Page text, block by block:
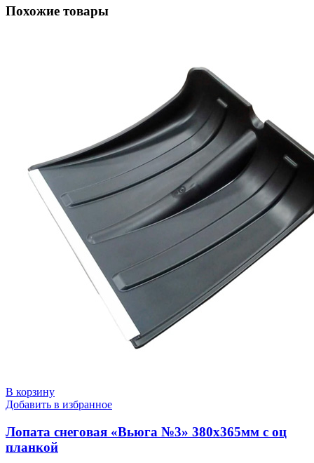
Похожие товары
В корзину
Добавить в избранное
Лопата снеговая «Вьюга №3» 380х365мм с оц
планкой